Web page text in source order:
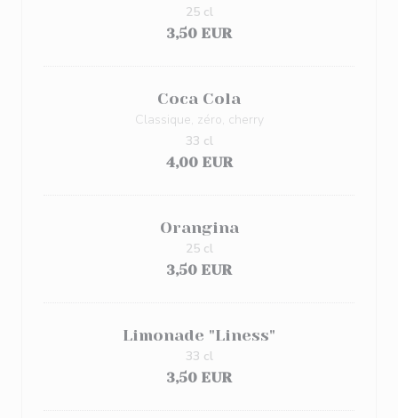
3,50 EUR
25 cl
Coca Cola
Classique, zéro, cherry
4,00 EUR
33 cl
Orangina
3,50 EUR
25 cl
Limonade "Liness"
3,50 EUR
33 cl